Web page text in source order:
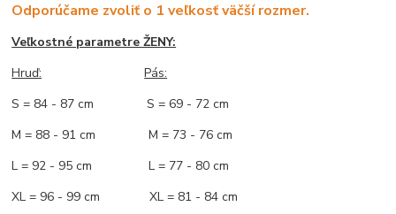
Odporúčame zvoliť o 1 veľkosť väčší rozmer.
Veľkostné parametre ŽENY:
Hruď:
Pás:
S = 84 - 87 cm S = 69 - 72 cm
M = 88 - 91 cm M = 73 - 76 cm
L = 92 - 95 cm L = 77 - 80 cm
XL = 96 - 99 cm XL = 81 - 84 cm